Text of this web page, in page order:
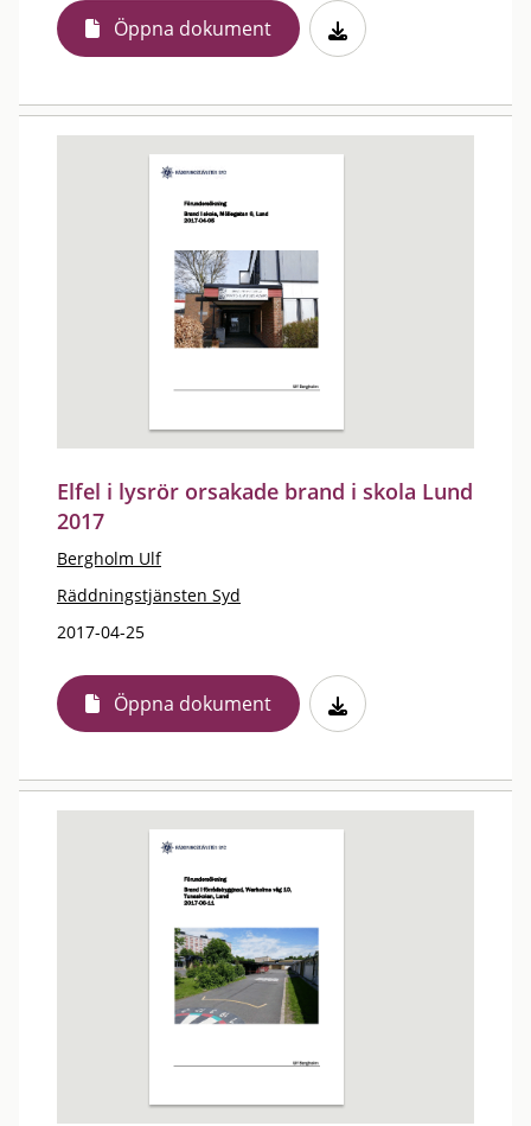
Öppna dokument
Elfel i lysrör orsakade brand i skola Lund
2017
Bergholm Ulf
Räddningstjänsten Syd
2017-04-25
Öppna dokument